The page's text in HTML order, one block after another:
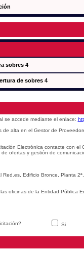
sobres 4
de sobres 4
se accede mediante el enlace:
alta en el Gestor de
Electrónica contacte con el
ofertas y gestión de
Edificio Bronce, Planta
oficinas de la Entidad Pública
Si